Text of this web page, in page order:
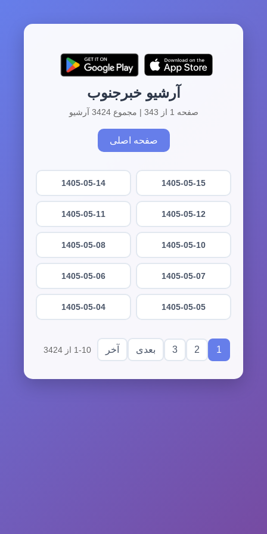
آرشیو خبرجنوب
صفحه 1 از 343 | مجموع 3424 آرشیو
صفحه اصلی
1405-05-15
1405-05-14
1405-05-12
1405-05-11
1405-05-10
1405-05-08
1405-05-07
1405-05-06
1405-05-05
1405-05-04
1
2
3 بعدی آخر 1-10 از 3424